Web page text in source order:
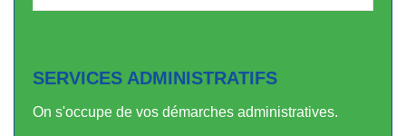
SERVICES ADMINISTRATIFS
On s'occupe de vos démarches administratives.